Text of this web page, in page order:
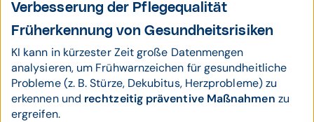
Verbesserung der Pflegequalität
Früherkennung von Gesundheitsrisiken
KI kann in kürzester Zeit große Datenmengen
analysieren, um Frühwarnzeichen für gesundheitliche
Probleme (z. B. Stürze, Dekubitus, Herzprobleme) zu
erkennen und rechtzeitig präventive Maßnahmen zu
ergreifen.